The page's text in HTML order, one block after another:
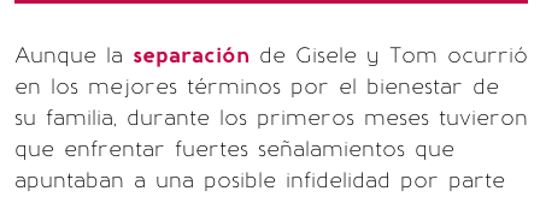
Aunque la separación de Gisele y Tom ocurrió
en los mejores términos por el bienestar de
su familia, durante los primeros meses tuvieron
que enfrentar fuertes señalamientos que
apuntaban a una posible infidelidad por parte